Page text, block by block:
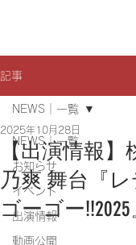
記事
NEWS｜一覧
お知らせ
イベント
出演情報
動画公開
NEWS｜一覧
【出演情報
乃爽 舞台『レ
ゴーゴー
2025年10月28日